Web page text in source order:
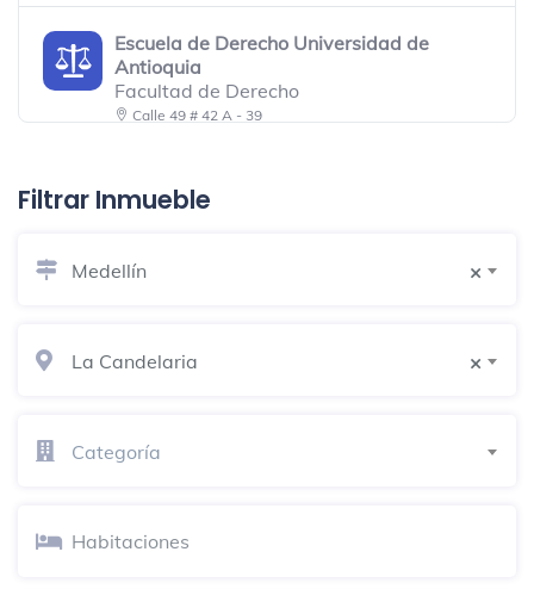
Escuela de Derecho Universidad de
Antioquia
Facultad de Derecho
Calle 49 # 42 A - 39
Panadería Y Comidas Rau
Panadería
Parque de Las Luces
Carrera 51 45-80
Oficina
Filtrar Inmueble
×
Medellín
×
La Candelaria
Categoría